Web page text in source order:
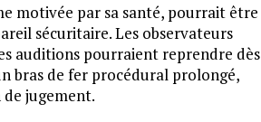
motivée par sa santé, pourrait être
sécuritaire. Les observateurs
auditions pourraient reprendre dès
bras de fer procédural prolongé,
jugement.